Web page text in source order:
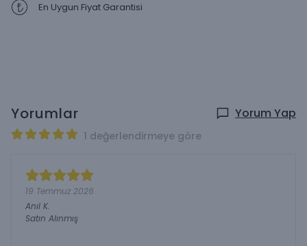
En Uygun Fiyat Garantisi
Yorumlar Yorum Yap
1 değerlendirmeye göre
19 Temmuz 2026
Anıl K.
Satın Alınmış